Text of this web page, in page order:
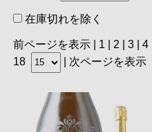
在庫切れを除く
前ページを表示| 1 | 2 | 3| 4|
18
次ページを表示